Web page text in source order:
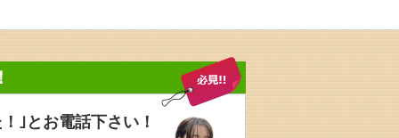
｣と お電話下さい！